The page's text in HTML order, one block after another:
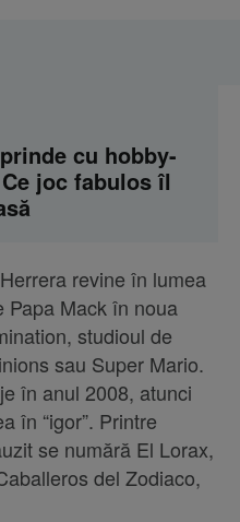
cu hobby-
joc fabulos îl
revine în lumea
Papa Mack în noua
studioul de
sau Super Mario.
în anul 2008, atunci
în “igor”. Printre
se numără El Lorax,
del Zodiaco,